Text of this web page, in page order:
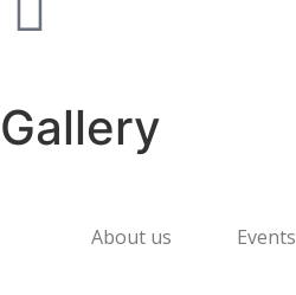
Gallery
About us Events